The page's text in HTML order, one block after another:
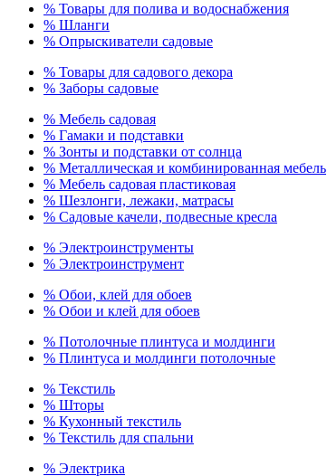
% Товары для полива и водоснабжения
% Шланги
% Опрыскиватели садовые
% Товары для садового декора
% Заборы садовые
% Мебель садовая
% Гамаки и подставки
% Зонты и подставки от солнца
% Металлическая и комбинированная мебель
% Мебель садовая пластиковая
% Шезлонги, лежаки, матрасы
% Садовые качели, подвесные кресла
% Электроинструменты
% Электроинструмент
% Обои, клей для обоев
% Обои и клей для обоев
% Потолочные плинтуса и молдинги
% Плинтуса и молдинги потолочные
% Текстиль
% Шторы
% Кухонный текстиль
% Текстиль для спальни
% Электрика